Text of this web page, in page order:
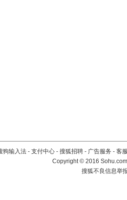
狗输入法 - 支付中心 - 搜狐招聘 - 广告服务 - 客
Copyright©2016
搜狐不良信息举